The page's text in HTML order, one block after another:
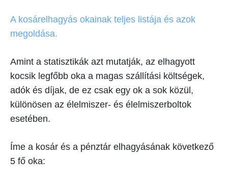
A kosárelhagyás okainak teljes listája és azok
megoldása.
Amint a statisztikák azt mutatják, az elhagyott
kocsik legfőbb oka a magas szállítási költségek,
adók és díjak, de ez csak egy ok a sok közül,
különösen az élelmiszer- és élelmiszerboltok
esetében.
Íme a kosár és a pénztár elhagyásának következő
5 fő oka: